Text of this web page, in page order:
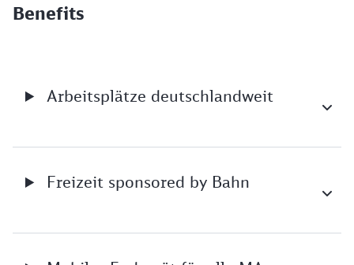
Benefits
Arbeitsplätze deutschlandweit
Freizeit sponsored by Bahn